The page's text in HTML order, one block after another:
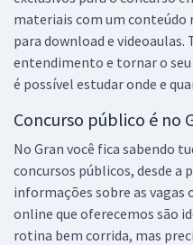
materiais com um conteúdo
para download e videoaulas.
entendimento e tornar o
é possível estudar onde e
Concurso público é no
No Gran você fica sabendo
concursos públicos, desde a
informações sobre as vagas
online que oferecemos são
rotina bem corrida, mas